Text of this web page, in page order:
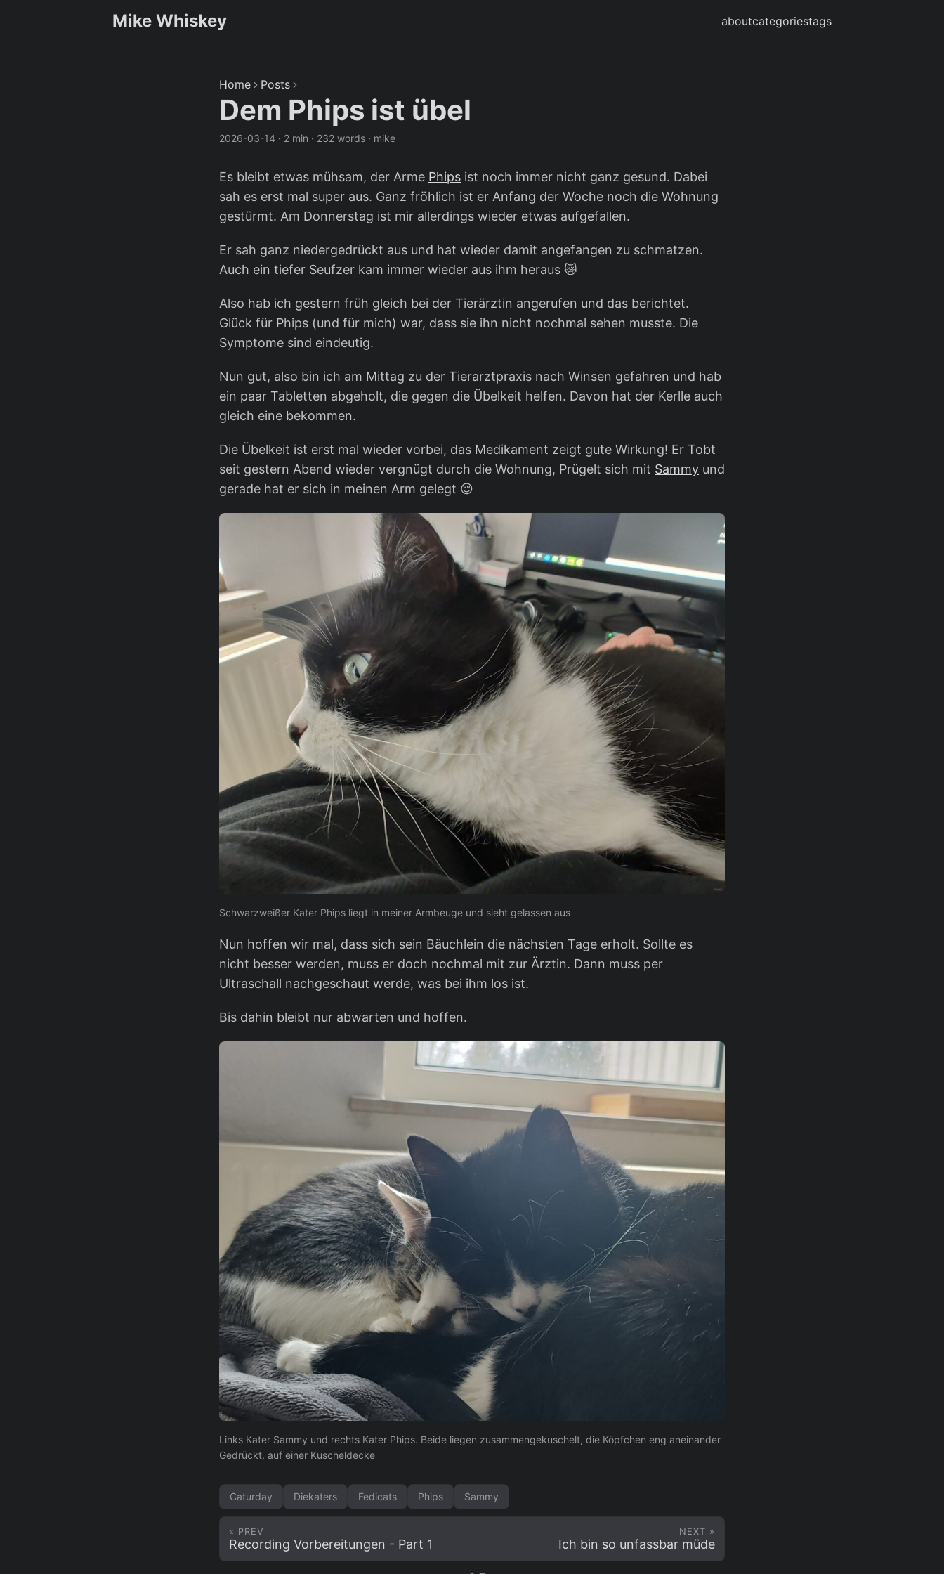
Mike Whiskey aboutcategoriestags
Home Posts
Dem Phips ist übel
2026-03-14 · 2 min · 232 words · mike
Es bleibt etwas mühsam, der Arme Phips ist noch immer nicht ganz gesund. Dabei
sah es erst mal super aus. Ganz fröhlich ist er Anfang der Woche noch die Wohnung
gestürmt. Am Donnerstag ist mir allerdings wieder etwas aufgefallen.
Er sah ganz niedergedrückt aus und hat wieder damit angefangen zu schmatzen.
Auch ein tiefer Seufzer kam immer wieder aus ihm heraus 😿
Also hab ich gestern früh gleich bei der Tierärztin angerufen und das berichtet.
Glück für Phips (und für mich) war, dass sie ihn nicht nochmal sehen musste. Die
Symptome sind eindeutig.
Nun gut, also bin ich am Mittag zu der Tierarztpraxis nach Winsen gefahren und hab
ein paar Tabletten abgeholt, die gegen die Übelkeit helfen. Davon hat der Kerlle auch
gleich eine bekommen.
Die Übelkeit ist erst mal wieder vorbei, das Medikament zeigt gute Wirkung! Er Tobt
seit gestern Abend wieder vergnügt durch die Wohnung, Prügelt sich mit Sammy und
gerade hat er sich in meinen Arm gelegt 😌
Schwarzweißer Kater Phips liegt in meiner Armbeuge und sieht gelassen aus
Nun hoffen wir mal, dass sich sein Bäuchlein die nächsten Tage erholt. Sollte es
nicht besser werden, muss er doch nochmal mit zur Ärztin. Dann muss per
Ultraschall nachgeschaut werde, was bei ihm los ist.
Bis dahin bleibt nur abwarten und hoffen.
Links Kater Sammy und rechts Kater Phips. Beide liegen zusammengekuschelt, die Köpfchen eng aneinander
Gedrückt, auf einer Kuscheldecke
Caturday Diekaters Fedicats Phips Sammy
« PREV
Recording Vorbereitungen - Part 1
NEXT »
Ich bin so unfassbar müde